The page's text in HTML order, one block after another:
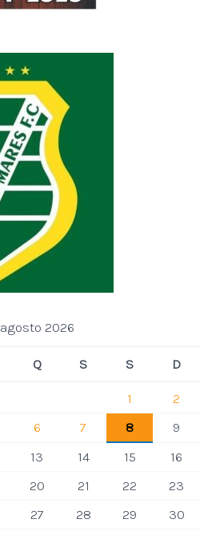
agosto 2026
Q S S D
1
2
6 7 8
9
13 14 15
16
20 21 22
23
27 28 29
30